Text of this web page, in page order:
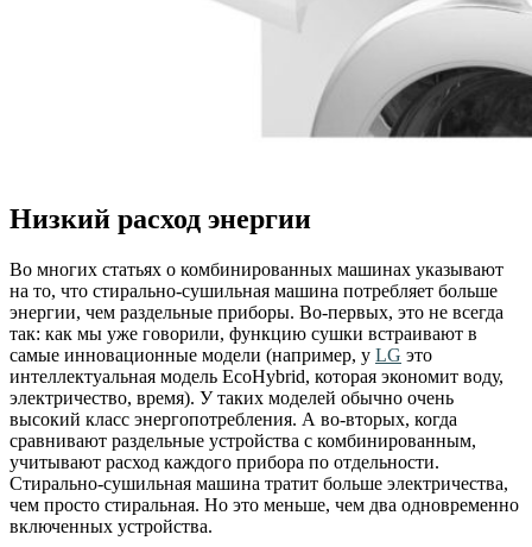
Низкий расход энергии
Во многих статьях о комбинированных машинах указывают
на то, что стирально-сушильная машина потребляет больше
энергии, чем раздельные приборы. Во-первых, это не всегда
так: как мы уже говорили, функцию сушки встраивают в
самые инновационные модели (например, у LG это
интеллектуальная модель EcoHybrid, которая экономит воду,
электричество, время). У таких моделей обычно очень
высокий класс энергопотребления. А во-вторых, когда
сравнивают раздельные устройства с комбинированным,
учитывают расход каждого прибора по отдельности.
Стирально-сушильная машина тратит больше электричества,
чем просто стиральная. Но это меньше, чем два одновременно
включенных устройства.